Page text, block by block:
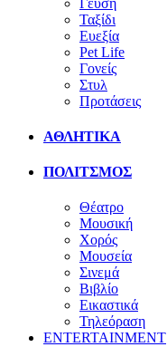
Ταξίδι
Ευεξία
Pet Life
Γονείς
Στυλ
Προτάσεις
ΑΘΛΗΤΙΚΑ
ΠΟΛΙΤΣΜΟΣ
Θέατρο
Μουσική
Χορός
Μουσεία
Σινεμά
Βιβλίο
Εικαστικά
Τηλεόραση
ENTERTAINMENT